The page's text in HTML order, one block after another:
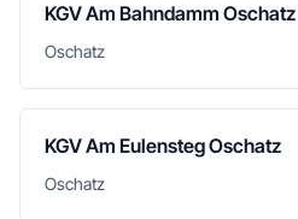
KGV Am Bahndamm Oschatz
Oschatz
KGV Am Eulensteg Oschatz
Oschatz